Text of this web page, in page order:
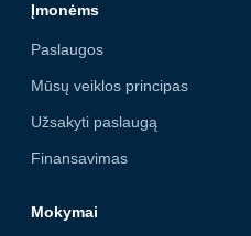
Įmonėms
Paslaugos
Mūsų veiklos principas
Užsakyti paslaugą
Finansavimas
Mokymai